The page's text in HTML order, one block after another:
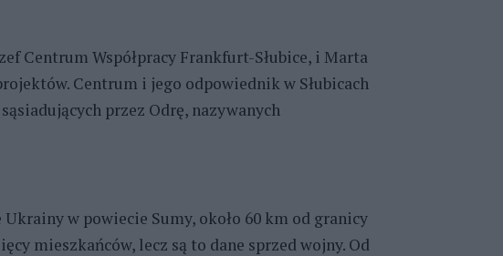
Centrum Współpracy Frankfurt-Słubice, i Marta
Centrum i jego odpowiednik w Słubicach
przez Odrę, nazywanych
w powiecie Sumy, około 60 km od granicy
mieszkańców, lecz są to dane sprzed wojny. Od